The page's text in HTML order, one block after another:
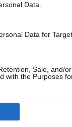
Data.
Data for
Sale, and/
with the Purposes
po ataku na
przygotowana do